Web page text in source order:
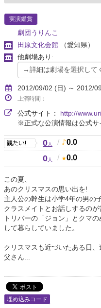
実演鑑賞
劇団うりんこ
田原文化会館
（愛知県）
他劇場あり:
2012/09/02 (日) ～ 2012/
上演時間：
公式サイト： http://
※正式な公演情報は公式サ
0人 / 0.0
0人 / 0.0
この夏、
あのクリスマスの思い出を!
主人公の幹生は小学4年の男の子
クラスメイトとお話しするの
トリバーの「ジョン」とクマ
して暮らしていました。
クリスマスも近づいたある日
父さん...
埋め込みコード